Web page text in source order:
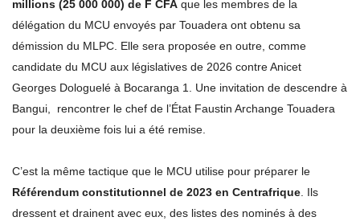
millions (25 000 000) de F CFA que les membres de la
délégation du MCU envoyés par Touadera ont obtenu sa
démission du MLPC. Elle sera proposée en outre, comme
candidate du MCU aux législatives de 2026 contre Anicet
Georges Dologuelé à Bocaranga 1. Une invitation de descendre à
Bangui, rencontrer le chef de l’État Faustin Archange Touadera
pour la deuxième fois lui a été remise.
C’est la même tactique que le MCU utilise pour préparer le
Référendum constitutionnel de 2023 en Centrafrique. Ils
dressent et drainent avec eux, des listes des nominés à des